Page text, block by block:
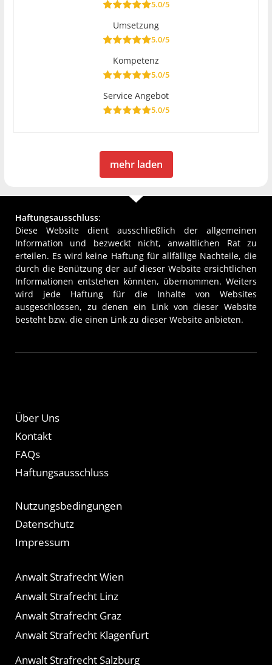
5.0/5
Umsetzung
5.0/5
Kompetenz
5.0/5
Service Angebot
5.0/5
mehr laden
Haftungsausschluss:
Diese Website dient ausschließlich der allgemeinen
Information und bezweckt nicht, anwaltlichen Rat zu
erteilen. Es wird keine Haftung für allfällige Nachteile, die
durch die Benützung der auf dieser Website ersichtlichen
Informationen entstehen könnten, übernommen. Weiters
wird jede Haftung für die Inhalte von Websites
ausgeschlossen, zu denen ein Link von dieser Website
besteht bzw. die einen Link zu dieser Website anbieten.
Über Uns
Kontakt
FAQs
Haftungsausschluss
Nutzungsbedingungen
Datenschutz
Impressum
Anwalt Strafrecht Wien
Anwalt Strafrecht Linz
Anwalt Strafrecht Graz
Anwalt Strafrecht Klagenfurt
Anwalt Strafrecht Salzburg